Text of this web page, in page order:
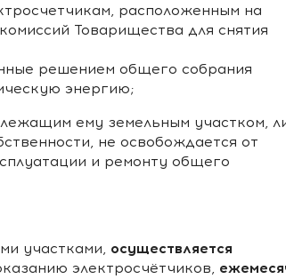
расположенным на
Товарищества для снятия
решением общего собрания
энергию;
ему земельным участком,
не освобождается от
и ремонту общего
участками, осуществляется
электросчётчиков,